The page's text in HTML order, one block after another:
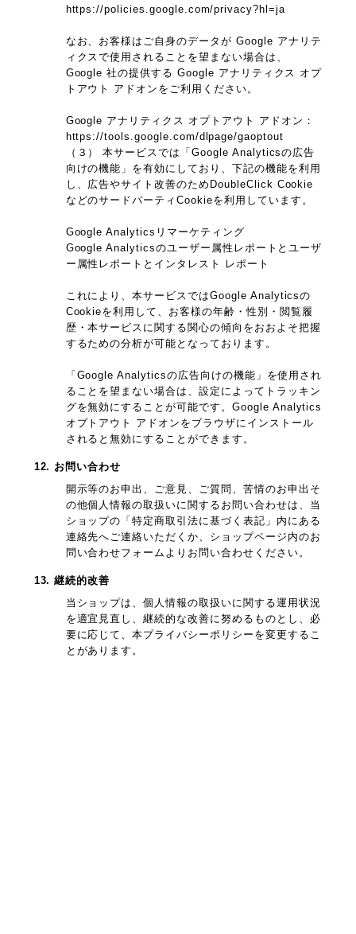
https://policies.google.com/privacy?hl=ja
なお、お客様はご自身のデータが Google アナリテ
ィクスで使用されることを望まない場合は、
Google 社の提供する Google アナリティクス オプ
トアウト アドオンをご利用ください。
Google アナリティクス オプトアウト アドオン：
https://tools.google.com/dlpage/gaoptout
（３） 本サービスでは「Google Analyticsの広告
向けの機能」を有効にしており、下記の機能を利用
し、広告やサイト改善のためDoubleClick Cookie
などのサードパーティCookieを利用しています。
Google Analyticsリマーケティング
Google Analyticsのユーザー属性レポートとユーザ
ー属性レポートとインタレスト レポート
これにより、本サービスではGoogle Analyticsの
Cookieを利用して、お客様の年齢・性別・閲覧履
歴・本サービスに関する関心の傾向をおおよそ把握
するための分析が可能となっております。
「Google Analyticsの広告向けの機能」を使用され
ることを望まない場合は、設定によってトラッキン
グを無効にすることが可能です。Google Analytics
オプトアウト アドオンをブラウザにインストール
されると無効にすることができます。
12. お問い合わせ
開示等のお申出、ご意見、ご質問、苦情のお申出そ
の他個人情報の取扱いに関するお問い合わせは、当
ショップの「特定商取引法に基づく表記」内にある
連絡先へご連絡いただくか、ショップページ内のお
問い合わせフォームよりお問い合わせください。
13. 継続的改善
当ショップは、個人情報の取扱いに関する運用状況
を適宜見直し、継続的な改善に努めるものとし、必
要に応じて、本プライバシーポリシーを変更するこ
とがあります。